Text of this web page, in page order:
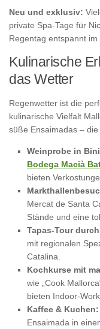
Neu und exklusiv:
private Spa-Tage für
Regentag entspannt im
Kulinarische
das Wetter
Regenwetter ist die
kulinarische Vielfalt
süße Ensaimadas –
Weinprobe in
Bodega Macià
bieten
Mercat de Santa
Stände und eine
Tapas-Tour
mit regionalen
Catalina.
Kochkurse mit
wie „Cook
bieten Indoor-
Kaffee & Kuchen:
Ensaimada in